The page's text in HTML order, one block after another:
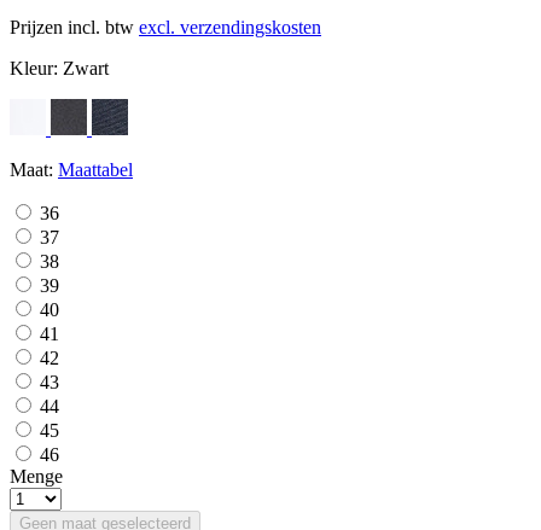
Prijzen incl. btw excl. verzendingskosten
Kleur: Zwart
Maat: Maattabel
36
37
38
39
40
41
42
43
44
45
46
Menge
Geen maat geselecteerd